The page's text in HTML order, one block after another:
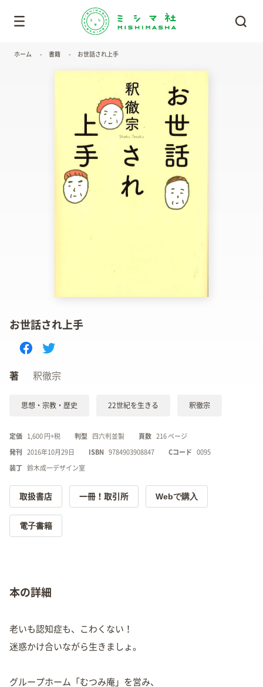
ホーム 書籍 お世話され上手
お世話され上手
著 釈徹宗
思想・宗教・歴史 22世紀を生きる 釈徹宗
定価 1,600 円+税 判型 四六判並製 頁数 216 ページ
発刊 2016年10月29日 ISBN 9784903908847 Cコード 0095
装丁 鈴木成一デザイン室
取扱書店 一冊！取引所 Webで購入
電子書籍
本の詳細
老いも認知症も、こわくない！
迷惑かけ合いながら生きましょ。
グループホーム「むつみ庵」を営み、